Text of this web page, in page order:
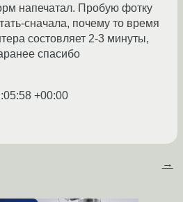
напечатал. Пробую фотку
сначала, почему то время
состовляет 2-3 минуты,
спасибо
+00:00
→